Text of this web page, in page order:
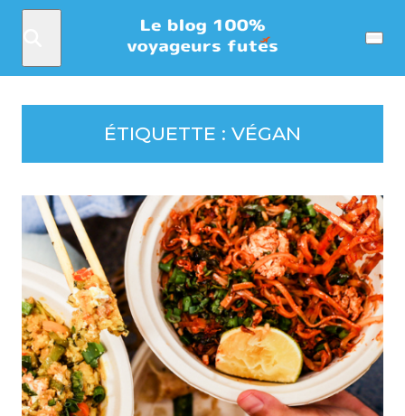
Menu
ÉTIQUETTE : VÉGAN